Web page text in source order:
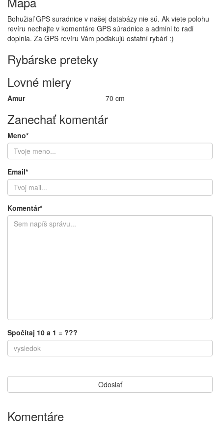
Bohužiaľ GPS suradnice v našej databázy nie sú. Ak viete polohu
revíru nechajte v komentáre GPS súradnice a admini to radi
doplnia. Za GPS revíru Vám poďakujú ostatní rybári :)
Rybárske preteky
Lovné miery
Amur 70 cm
Zanechať komentár
Meno*
Email*
Komentár*
Spočítaj 10 a 1 = ???
Komentáre